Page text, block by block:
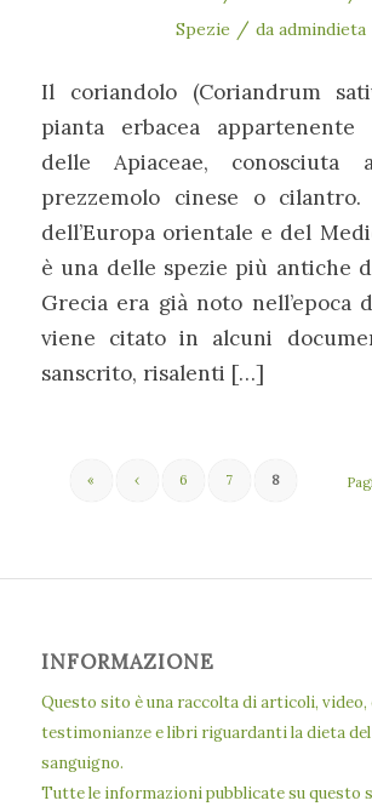
Spezie / daadmindieta
Il coriandolo (Coriandrum
pianta erbacea appartenente
delle Apiaceae, conosciuta
prezzemolo cinese o
dell’Europa orientale e del
è una delle spezie più antiche
Grecia era già noto nell’epoca
viene citato in alcuni
sanscrito, risalenti […]
« ‹ 6 7 8
INFORMAZIONE
Questo sito è una raccolta di articoli, video,
testimonianze e libri riguardanti la dieta
sanguigno.
Tutte le informazioni pubblicate su questo